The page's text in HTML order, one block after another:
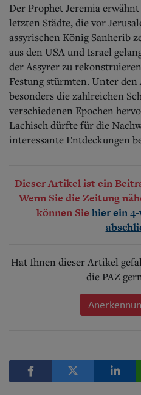
Der Prophet Jeremia
letzten Städte, die vor
assyrischen König Sanherib
aus den USA und Israel
der Assyrer zu
Festung stürmten. Unter den
besonders die zahlreichen
verschiedenen Epochen
Lachisch dürfte für die
interessante Entdeckungen
Dieser Artikel ist ein
Wenn Sie die Zeitung
können Sie hier ein
Hat Ihnen dieser Artikel
die PAZ